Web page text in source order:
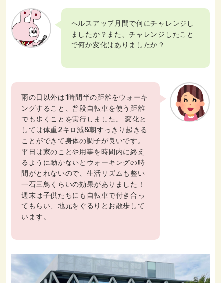
ヘルスアップ月間で何にチャレンジし
ましたか？また、チャレンジしたこと
で何か変化はありましたか？
雨の日以外は1時間半の距離をウォーキ
ングすること、普段自転車を使う距離
でも歩くことを実行しました。 変化と
しては体重2キロ減&朝すっきり起きる
ことができて身体の調子が良いです。
平日は家のことや用事を時間内に終え
るように動かないとウォーキングの時
間がとれないので、生活リズムも整い
一石三鳥くらいの効果がありました！
週末は子供たちにも自転車で付き合っ
てもらい、地元をぐるりとお散歩して
います。